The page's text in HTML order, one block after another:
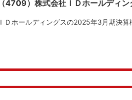
（4709）株式会社ＩＤホールディン
ＩＤホールディングスの2025年3月期決